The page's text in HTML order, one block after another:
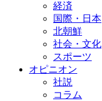
経済
国際・日本
北朝鮮
社会・文化
スポーツ
オピニオン
社説
コラム